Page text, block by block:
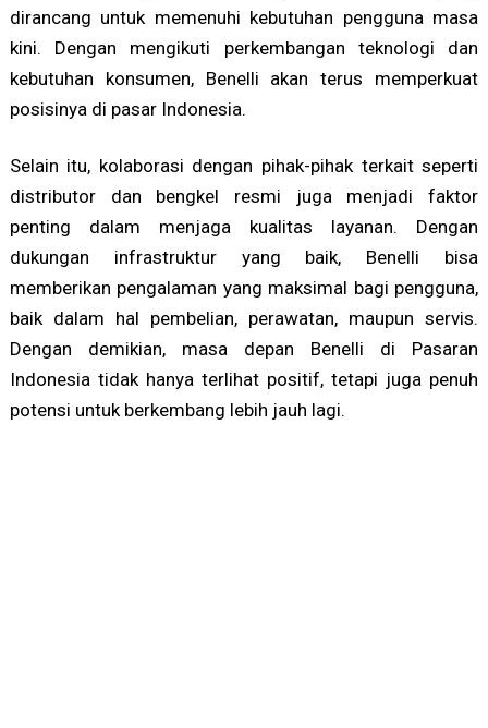
dirancang untuk memenuhi kebutuhan pengguna masa
kini. Dengan mengikuti perkembangan teknologi dan
kebutuhan konsumen, Benelli akan terus memperkuat
posisinya di pasar Indonesia.
Selain itu, kolaborasi dengan pihak-pihak terkait seperti
distributor dan bengkel resmi juga menjadi faktor
penting dalam menjaga kualitas layanan. Dengan
dukungan infrastruktur yang baik, Benelli bisa
memberikan pengalaman yang maksimal bagi pengguna,
baik dalam hal pembelian, perawatan, maupun servis.
Dengan demikian, masa depan Benelli di Pasaran
Indonesia tidak hanya terlihat positif, tetapi juga penuh
potensi untuk berkembang lebih jauh lagi.